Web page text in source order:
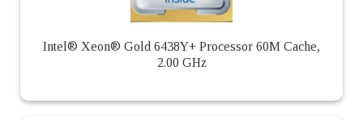
Intel® Xeon® Gold 6438Y+ Processor 60M Cache,
2.00 GHz